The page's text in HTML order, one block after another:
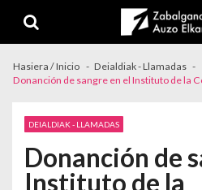
Hasiera / Inicio
Deialdiak - Llamadas
Donanción de sangre en el Instituto de la
DEIALDIAK - LLAMADAS
Donanción de
Instituto de la